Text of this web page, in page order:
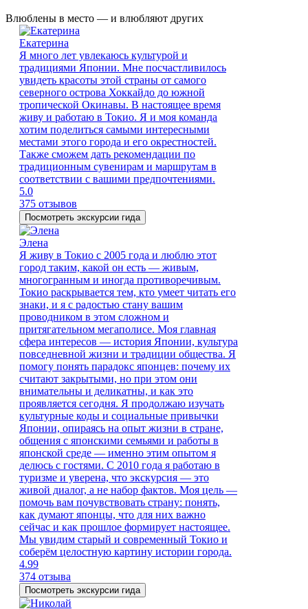
Влюблены в место — и влюбляют других
Екатерина
Я много лет увлекаюсь культурой и
традициями Японии. Мне посчастливилось
увидеть красоты этой страны от самого
северного острова Хоккайдо до южной
тропической Окинавы. В настоящее время
живу и работаю в Токио. Я и моя команда
хотим поделиться самыми интересными
местами этого города и его окрестностей.
Также сможем дать рекомендации по
традиционным сувенирам и маршрутам в
соответствии с вашими предпочтениями.
5.0
375 отзывов
Посмотреть экскурсии гида
Элена
Я живу в Токио с 2005 года и люблю этот
город таким, какой он есть — живым,
многогранным и иногда противоречивым.
Токио раскрывается тем, кто умеет читать его
знаки, и я с радостью стану вашим
проводником в этом сложном и
притягательном мегаполисе. Моя главная
сфера интересов — история Японии, культура
повседневной жизни и традиции общества. Я
помогу понять парадокс японцев: почему их
считают закрытыми, но при этом они
внимательны и деликатны, и как это
проявляется сегодня. Я продолжаю изучать
культурные коды и социальные привычки
Японии, опираясь на опыт жизни в стране,
общения с японскими семьями и работы в
японской среде — именно этим опытом я
делюсь с гостями. С 2010 года я работаю в
туризме и уверена, что экскурсия — это
живой диалог, а не набор фактов. Моя цель —
помочь вам почувствовать страну: понять,
как думают японцы, что для них важно
сейчас и как прошлое формирует настоящее.
Мы увидим старый и современный Токио и
соберём целостную картину истории города.
4.99
374 отзыва
Посмотреть экскурсии гида